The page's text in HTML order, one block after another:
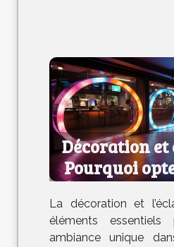
Décoration et
Pourquoi
néons LED
La décoration et
éléments
ambiance unique